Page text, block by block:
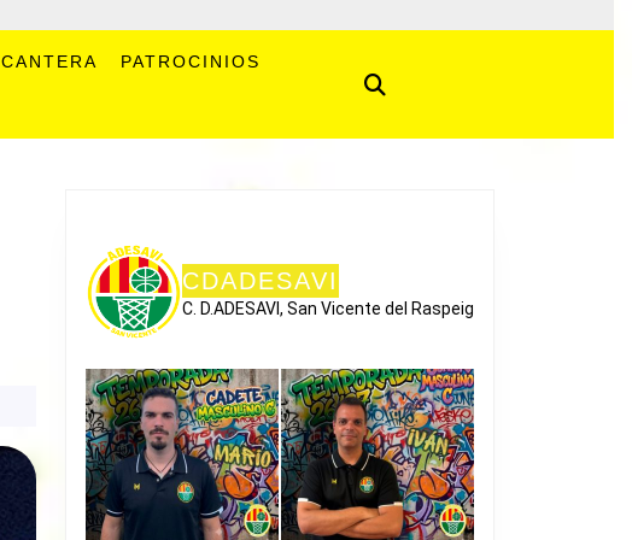
CANTERA PATROCINIOS
CDADESAVI
C. D.ADESAVI, San Vicente del Raspeig